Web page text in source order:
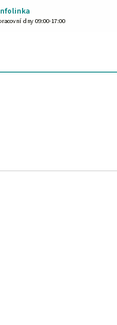
dny 09:00-17:00